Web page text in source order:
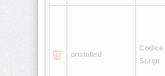
onstalled
Codice
Script